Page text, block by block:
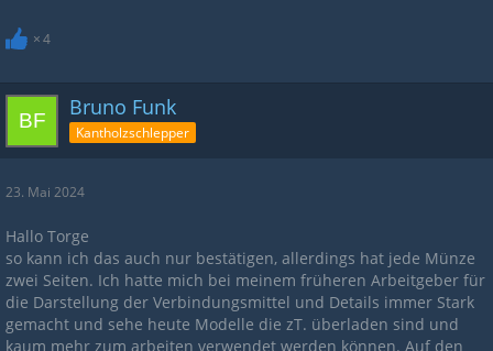
4
Bruno Funk
Kantholzschlepper
23. Mai 2024
Hallo Torge
so kann ich das auch nur bestätigen, allerdings hat jede Münze
zwei Seiten. Ich hatte mich bei meinem früheren Arbeitgeber für
die Darstellung der Verbindungsmittel und Details immer Stark
gemacht und sehe heute Modelle die zT. überladen sind und
kaum mehr zum arbeiten verwendet werden können. Auf den